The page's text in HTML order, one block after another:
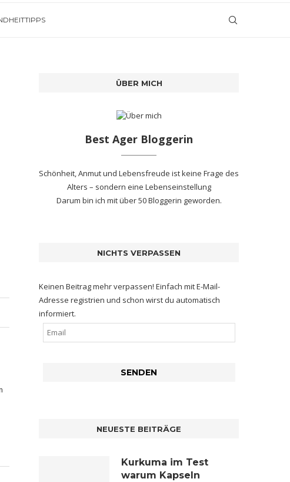
ÜBER MICH
Best Ager Bloggerin
Schönheit, Anmut und Lebensfreude ist keine Frage des
Alters – sondern eine Lebenseinstellung
Darum bin ich mitüber 50 Bloggerin geworden.
NICHTS VERPASSEN
Keinen Beitrag mehr verpassen! Einfach mit E-Mail-
Adresse registrien und schon wirst du automatisch
informiert.
NEUESTE BEITRÄGE
Kurkuma im Test
warum Kapseln